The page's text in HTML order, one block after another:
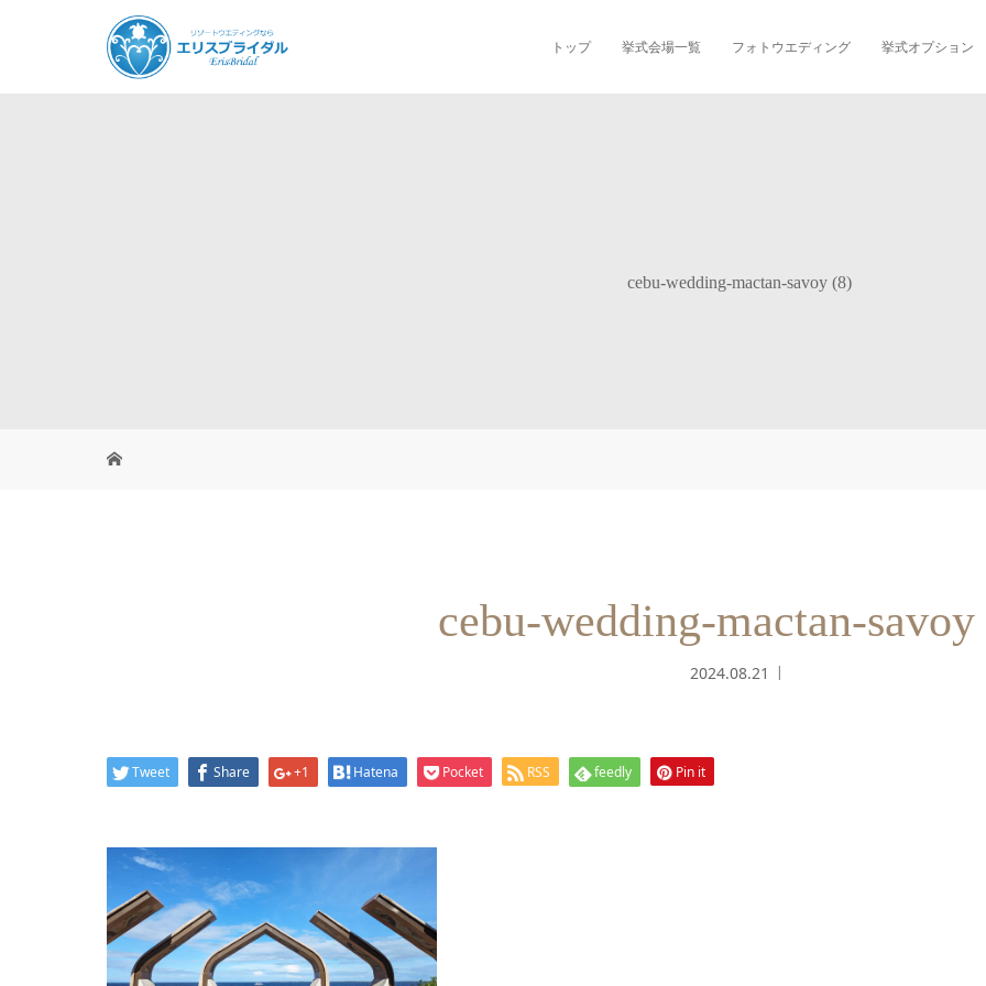
トップ 挙式会場一覧 フォトウエディング 挙式オプション
cebu-wedding-mactan-savoy (8)
cebu-wedding-mactan-
2024.08.21
Tweet Share +1 Hatena Pocket RSS feedly Pin it